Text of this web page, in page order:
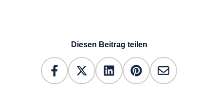
Diesen Beitrag teilen